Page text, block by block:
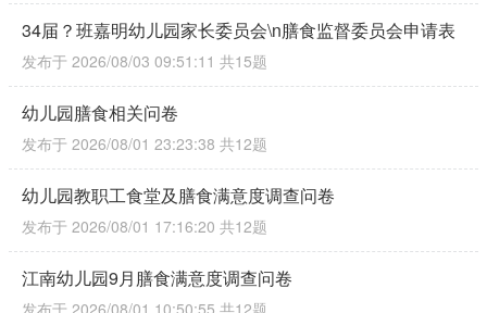
34届？班嘉明幼儿园家长委员会\n膳食监督委员会申请表
发布于 2026/08/03 09:51:11 共15题
幼儿园膳食相关问卷
发布于 2026/08/01 23:23:38 共12题
幼儿园教职工食堂及膳食满意度调查问卷
发布于 2026/08/01 17:16:20 共12题
江南幼儿园9月膳食满意度调查问卷
发布于 2026/08/01 10:50:55 共12题